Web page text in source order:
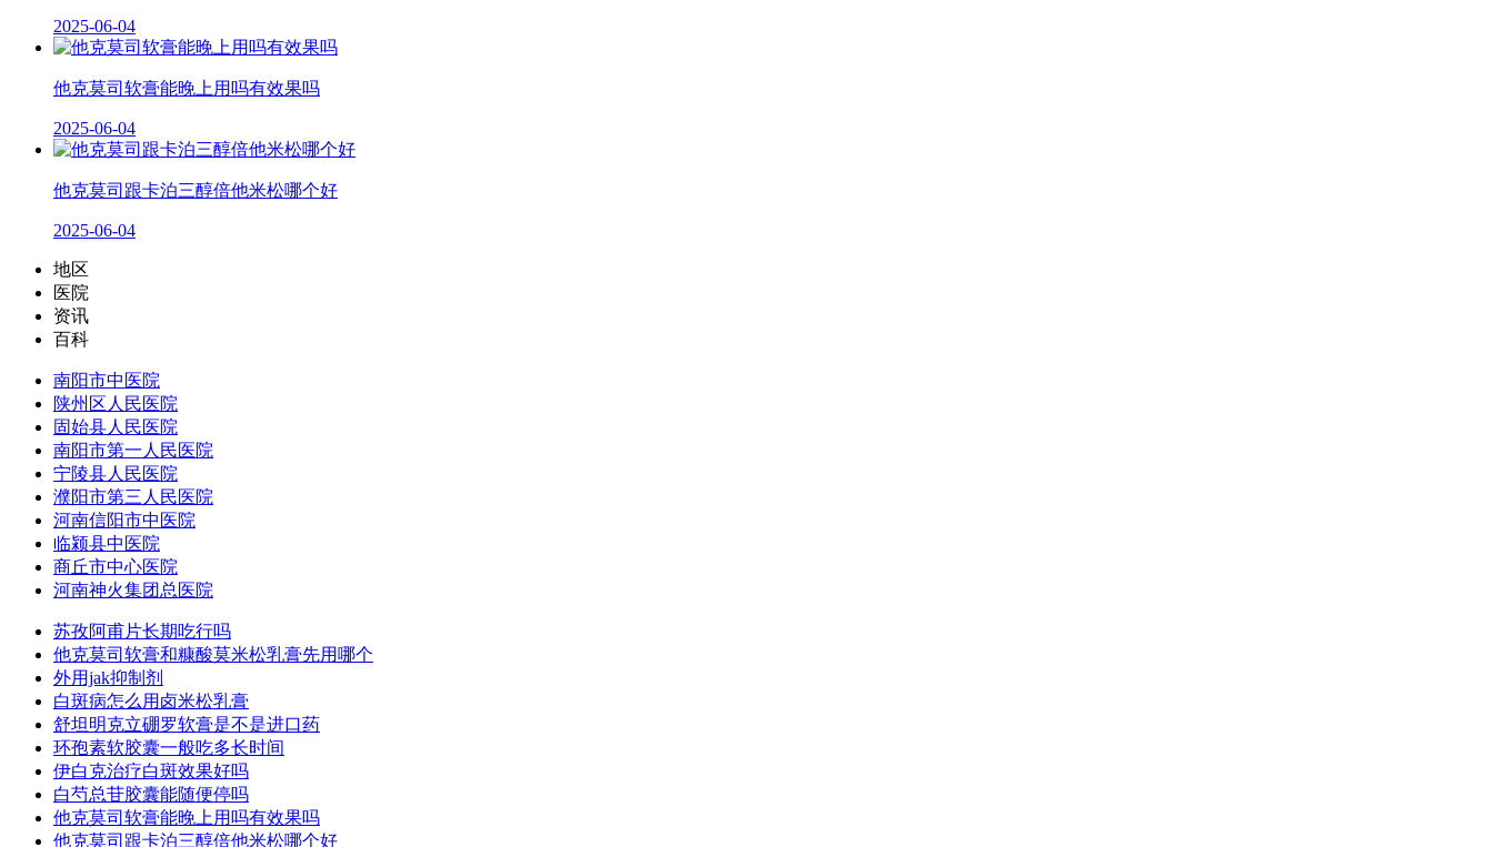
2025-06-04
他克莫司软膏能晚上用吗有效果吗
2025-06-04
他克莫司跟卡泊三醇倍他米松哪个好
2025-06-04
地区
医院
资讯
百科
南阳市中医院
陕州区人民医院
固始县人民医院
南阳市第一人民医院
宁陵县人民医院
濮阳市第三人民医院
河南信阳市中医院
临颍县中医院
商丘市中心医院
河南神火集团总医院
苏孜阿甫片长期吃行吗
他克莫司软膏和糠酸莫米松乳膏先用哪个
外用jak抑制剂
白斑病怎么用卤米松乳膏
舒坦明克立硼罗软膏是不是进口药
环孢素软胶囊一般吃多长时间
伊白克治疗白斑效果好吗
白芍总苷胶囊能随便停吗
他克莫司软膏能晚上用吗有效果吗
他克莫司跟卡泊三醇倍他米松哪个好